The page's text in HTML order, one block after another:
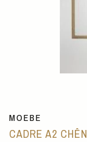
MOEBE
CADRE A2